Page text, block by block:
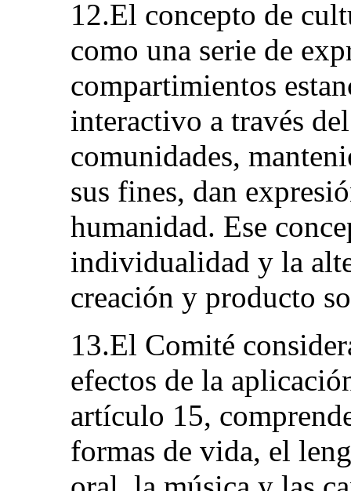
12.El concepto de
como una serie de
compartimientos
interactivo a través
comunidades,
sus fines, dan
humanidad. Ese
individualidad y la
creación y producto
13.El Comité
efectos de la
artículo 15,
formas de vida, el